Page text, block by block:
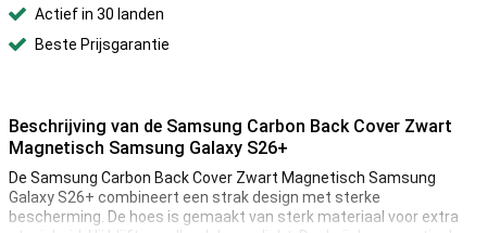
Actief in 30 landen
Beste Prijsgarantie
Beschrijving van de Samsung Carbon Back Cover Zwart
Magnetisch Samsung Galaxy S26+
De Samsung Carbon Back Cover Zwart Magnetisch Samsung
Galaxy S26+ combineert een strak design met sterke
bescherming. De hoes is gemaakt van sterk materiaal voor extra